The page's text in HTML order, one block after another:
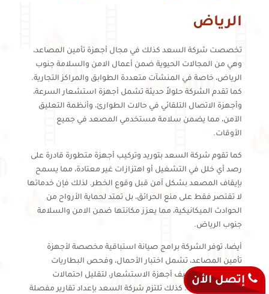
الرياض
تخصصت شركة السعد كذلك في مجال أجهزة تأمين المصاعد،
وهي من المجالات الحيوية ضمن أعمال الامن والسلامة جنوب
الرياض، خاصة في المنشآت متعددة الطوابق والمراكز التجارية.
كما تقدم الشركة حلولاً حديثة تشمل أجهزة استشعار السرعة،
وأجهزة الاتصال التلقائي في حالات الطوارئ، وأنظمة التعليق
الآمن، مما يضمن سلامة مستخدمي المصعد في جميع
الأوقات.
كما تقوم شركة السعد بتوريد وتركيب أجهزة متطورة قادرة على
رصد أي خلل في التشغيل أو اهتزازات غير معتادة، مما يسمح
بإيقاف المصعد بشكل آمن قبل وقوع الخطر. لذلك فإن خدماتها
لا تقتصر فقط على منع الحرائق، بل تمتد لحماية الأرواح من
الحوادث الميكانيكية، مما يعزز مكانتها ضمن الامن والسلامة
جنوب الرياض.
أيضا، توفر الشركة برامج صيانة استباقية مخصصة لأجهزة
تأمين المصاعد، تشمل اختبار الأحمال، وفحص البطاريات
الاحتياطية، وتنظيف أجهزة الاستشعار، لتقليل احتمالات
الأعطال الطارئة. كذلك تلتزم شركة السعد بإعداد تقارير مفصلة
إتصل الأن